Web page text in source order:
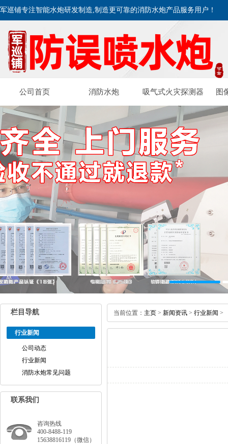
军巡铺专注智能水炮研发制造,制造更可靠的消防水炮产品服务用户！
公司首页 消防水炮 吸气式火灾探测器 图
栏目导航
行业新闻
公司动态
行业新闻
消防水炮常见问题
联系我们
咨询热线
400-8488-119
15638816119（微信）
当前位置： 主页 > 新闻资讯 > 行业新闻 >